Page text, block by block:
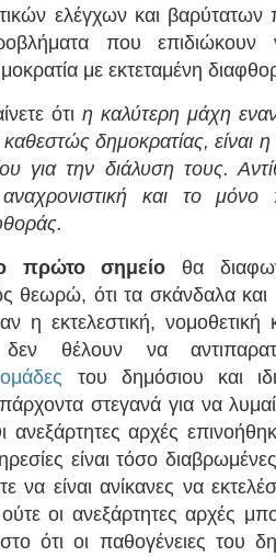
ελέγχων και
που
με εκτεταμένη
ότι η καλύτερη μάχη
δημοκρατίας, είναι
για την διάλυση τους.
και το μόνο
πρώτο σημείο θα
θεωρώ, ότι τα σκάνδαλα
η εκτελεστική, νομοθετική
θέλουν να
του δημόσιου και
στεγανά για να
αρχές
είναι τόσο
να είναι ανίκανες να
οι ανεξάρτητες αρχές
ότι οι παθογένειες του